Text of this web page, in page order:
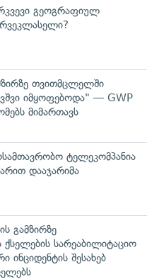
გეოგრაფიულ
თვითმცლელში
იმყოფებოდა" — GWP
მიმართავს
ტელეკომპანია
დააჯარიმა
გამზირზე
ქსელების სარეაბილიტაციო
ინციდენტის შესახებ